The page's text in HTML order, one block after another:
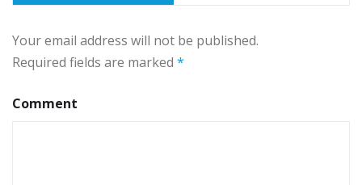
Your email address will not be published.
Required fields are marked *
Comment